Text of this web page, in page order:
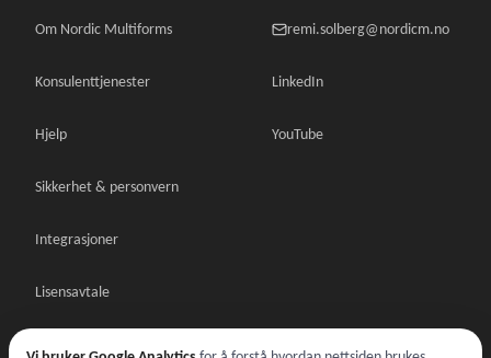
Om Nordic Multiforms
Konsulenttjenester
Hjelp
Sikkerhet & personvern
Integrasjoner
Lisensavtale
remi.solberg@nordicm.no
LinkedIn
YouTube